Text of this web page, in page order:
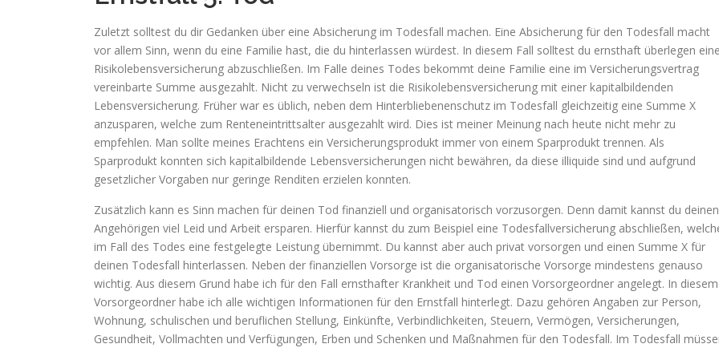
Zuletzt solltest du dir Gedanken über eine Absicherung im Todesfall machen. Eine Absicherung für den Todesfall macht
vor allem Sinn, wenn du eine Familie hast, die du hinterlassen würdest. In diesem Fall solltest du ernsthaft überlegen
Risikolebensversicherung abzuschließen. Im Falle deines Todes bekommt deine Familie eine im Versicherungsvertrag
vereinbarte Summe ausgezahlt. Nicht zu verwechseln ist die Risikolebensversicherung mit einer kapitalbildenden
Lebensversicherung. Früher war es üblich, neben dem Hinterbliebenenschutz im Todesfall gleichzeitig eine Summe X
anzusparen, welche zum Renteneintrittsalter ausgezahlt wird. Dies ist meiner Meinung nach heute nicht mehr zu
empfehlen. Man sollte meines Erachtens ein Versicherungsprodukt immer von einem Sparprodukt trennen. Als
Sparprodukt konnten sich kapitalbildende Lebensversicherungen nicht bewähren, da diese illiquide sind und aufgrund
gesetzlicher Vorgaben nur geringe Renditen erzielen konnten.
Zusätzlich kann es Sinn machen für deinen Tod finanziell und organisatorisch vorzusorgen. Denn damit kannst du deinen
Angehörigen viel Leid und Arbeit ersparen. Hierfür kannst du zum Beispiel eine Todesfallversicherung abschließen,
im Fall des Todes eine festgelegte Leistung übernimmt. Du kannst aber auch privat vorsorgen und einen Summe X für
deinen Todesfall hinterlassen. Neben der finanziellen Vorsorge ist die organisatorische Vorsorge mindestens genauso
wichtig. Aus diesem Grund habe ich für den Fall ernsthafter Krankheit und Tod einen Vorsorgeordner angelegt. In diesem
Vorsorgeordner habe ich alle wichtigen Informationen für den Ernstfall hinterlegt. Dazu gehören Angaben zur Person,
Wohnung, schulischen und beruflichen Stellung, Einkünfte, Verbindlichkeiten, Steuern, Vermögen, Versicherungen,
Gesundheit, Vollmachten und Verfügungen, Erben und Schenken und Maßnahmen für den Todesfall. Im Todesfall